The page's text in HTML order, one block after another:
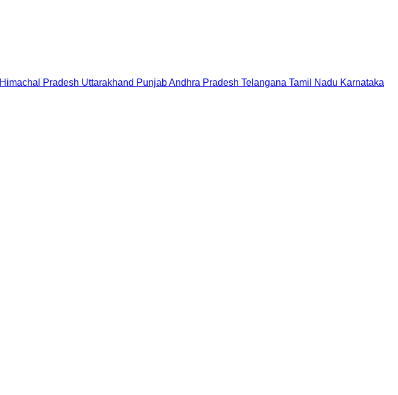
Himachal Pradesh Uttarakhand PunjabAndhra Pradesh Telangana Tamil Nadu Karnataka